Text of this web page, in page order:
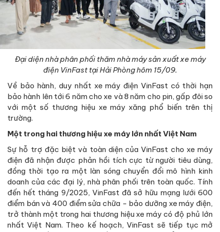
Đại diện nhà phân phối thăm nhà máy sản xuất xe máy
điện VinFast tại Hải Phòng hôm 15/09.
Về bảo hành, duy nhất xe máy điện VinFast có thời hạn
bảo hành lên tới 6 năm cho xe và 8 năm cho pin, gấp đôi so
với một số thương hiệu xe máy xăng phổ biến trên thị
trường.
Một trong hai thương hiệu xe máy lớn nhất Việt Nam
Sự hỗ trợ đặc biệt và toàn diện của VinFast cho xe máy
điện đã nhận được phản hồi tích cực từ người tiêu dùng,
đồng thời tạo ra một làn sóng chuyển đổi mô hình kinh
doanh của các đại lý, nhà phân phối trên toàn quốc. Tính
đến hết tháng 9/2025, VinFast đã sở hữu mạng lưới 600
điểm bán và 400 điểm sửa chữa - bảo dưỡng xe máy điện,
trở thành một trong hai thương hiệu xe máy có độ phủ lớn
nhất Việt Nam. Theo kế hoạch, VinFast sẽ tiếp tục mở